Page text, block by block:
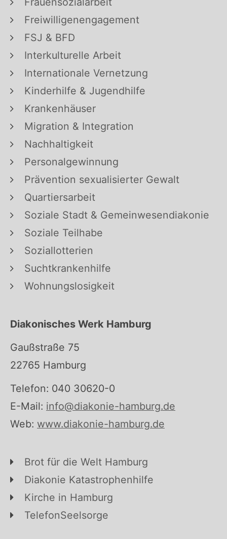
Freiwilligenengagement
FSJ & BFD
Interkulturelle Arbeit
Internationale Vernetzung
Kinderhilfe & Jugendhilfe
Krankenhäuser
Migration & Integration
Nachhaltigkeit
Personalgewinnung
Prävention sexualisierter Gewalt
Quartiersarbeit
Soziale Stadt & Gemeinwesendiakonie
Soziale Teilhabe
Soziallotterien
Suchtkrankenhilfe
Wohnungslosigkeit
Diakonisches Werk Hamburg
Gaußstraße 75
22765 Hamburg
Telefon: 040 30620-0
E-Mail: info@diakonie-hamburg.de
Web: www.diakonie-hamburg.de
Brot für die Welt Hamburg
Diakonie Katastrophenhilfe
Kirche in Hamburg
TelefonSeelsorge